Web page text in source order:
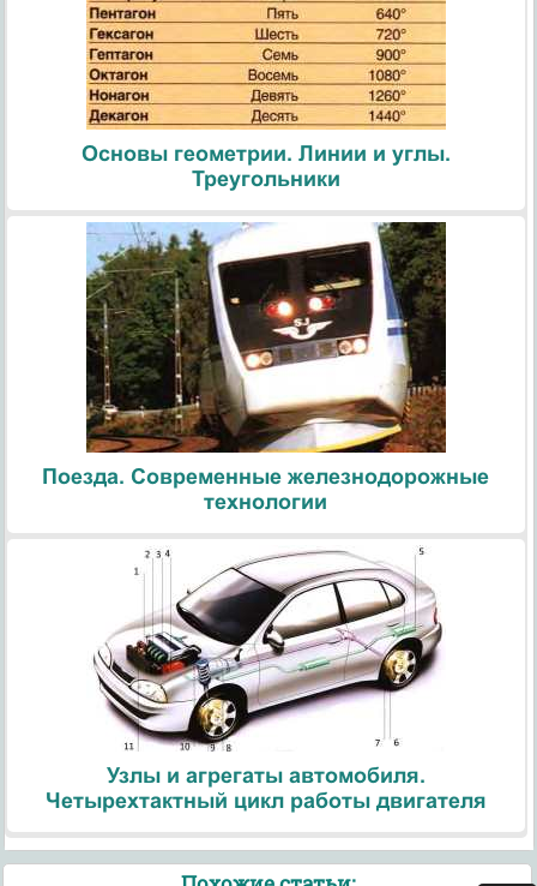
Основы геометрии. Линии и углы.
Треугольники
Поезда. Современные железнодорожные
технологии
Узлы и агрегаты автомобиля.
Четырехтактный цикл работы двигателя